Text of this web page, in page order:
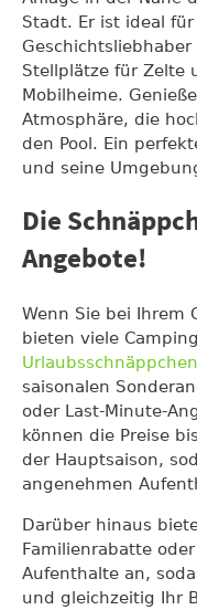
Stadt. Er ist ideal
Stellplätze für Zelte
Mobilheime.
Atmosphäre, die
den Pool. Ein
und seine
Die
Angebote!
Wenn Sie bei Ihrem
bieten viele
Urlaubsschnäppchen
saisonalen
oder Last-Minute-
können die Preise
der Hauptsaison,
angenehmen
Darüber hinaus
Familienrabatte
Aufenthalte an,
und gleichzeitig Ihr